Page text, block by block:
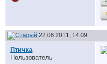
22.06.2011, 14:09
Птичка
Пользователь